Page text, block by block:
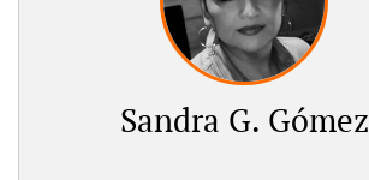
Sandra G. Gómez